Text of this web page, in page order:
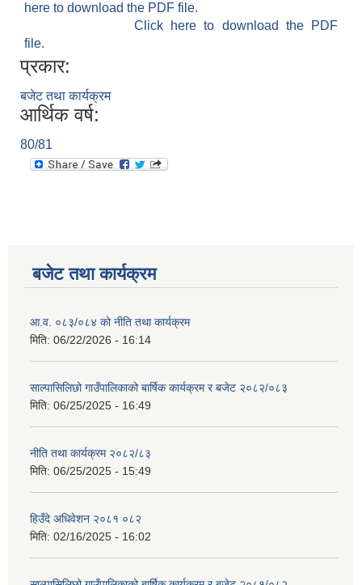
here to download the PDF file.
Click here to download the PDF
file.
प्रकार:
बजेट तथा कार्यक्रम
आर्थिक वर्ष:
80/81
बजेट तथा कार्यक्रम
आ.व. ०८३/०८४ को नीति तथा कार्यक्रम
मिति: 06/22/2026 - 16:14
साल्पासिलिछो गाउँपालिकाको बार्षिक कार्यक्रम र बजेट २०८२/०८३
मिति: 06/25/2025 - 16:49
नीति तथा कार्यक्रम २०८२/८३
मिति: 06/25/2025 - 15:49
हिउँदे अधिवेशन २०८१ ०८२
मिति: 02/16/2025 - 16:02